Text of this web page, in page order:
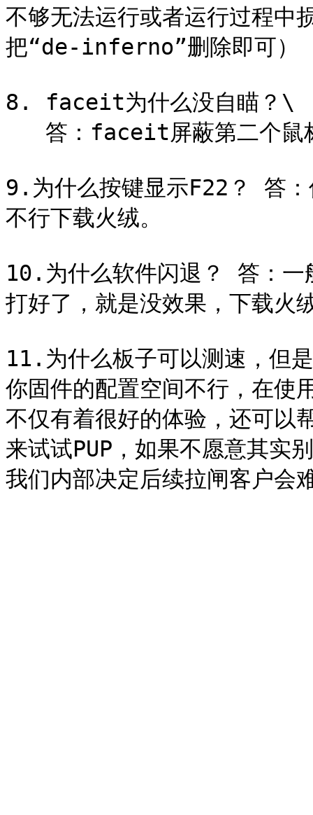
不够无法运行或者运行过程中
把“de-inferno”删除即可）
8. faceit为什么没自瞄？\
9.为什么按键显示F22？ 答：
不行下载火绒。
10.为什么软件闪退？ 答：一
打好了，就是没效果，下载火
11.为什么板子可以测速，但
你固件的配置空间不行，在使
不仅有着很好的体验，还可以
来试试PUP，如果不愿意其实